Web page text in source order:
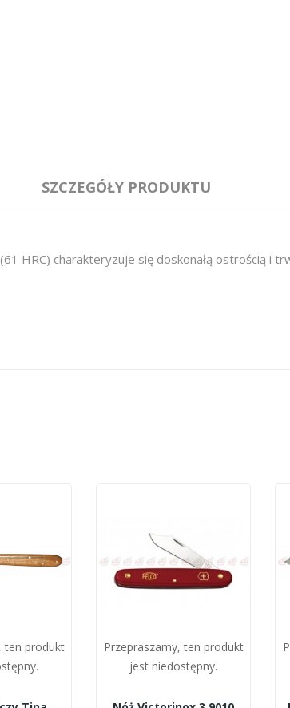
SZCZEGÓŁY PRODUKTU
HRC) charakteryzuje się doskonałą ostrością i
ten produkt
Przepraszamy, ten produkt
jest niedostępny.